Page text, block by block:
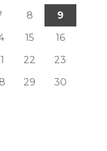
8
9
15
16
22
23
29
30